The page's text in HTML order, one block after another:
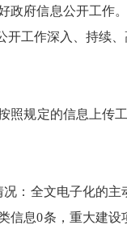
政府信息公开工作
工作深入、持续、
照规定的信息上传
：全文电子化的
信息0条，重大建